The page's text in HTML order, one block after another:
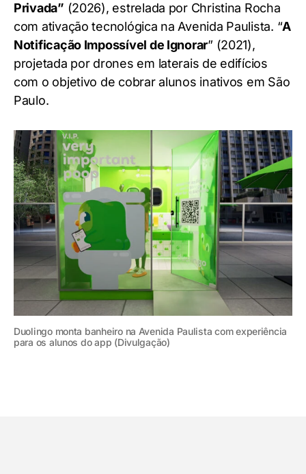
Privada” (2026), estrelada por Christina Rocha
com ativação tecnológica na Avenida Paulista. “A
Notificação Impossível de Ignorar” (2021),
projetada por drones em laterais de edifícios
com o objetivo de cobrar alunos inativos em São
Paulo.
Duolingo monta banheiro na Avenida Paulista com experiência
para os alunos do app (Divulgação)